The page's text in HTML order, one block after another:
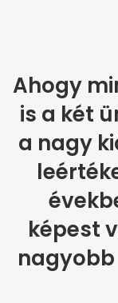
Ahogy
is a két
a nagy
képest
nagyobb